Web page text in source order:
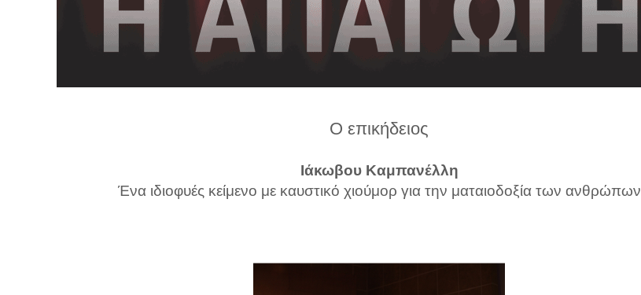
Ο επικήδειος
Ιάκωβου Καμπανέλλη
Ένα ιδιοφυές κείμενο με καυστικό χιούμορ για την ματαιοδοξία των ανθρώπων